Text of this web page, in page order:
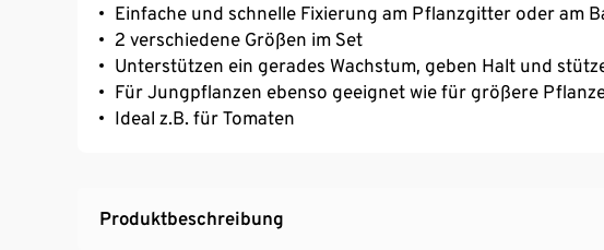
Einfache und schnelle Fixierung am Pflanzgitter oder am
2 verschiedene Größen im Set
Unterstützen ein gerades Wachstum, geben Halt und
Für Jungpflanzen ebenso geeignet wie für größere
Ideal z.B. für Tomaten
Produktbeschreibung